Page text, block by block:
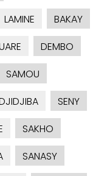
LAMINE
BAKAY
DEMBO
SAMOU
SENY
SAKHO
SANASY